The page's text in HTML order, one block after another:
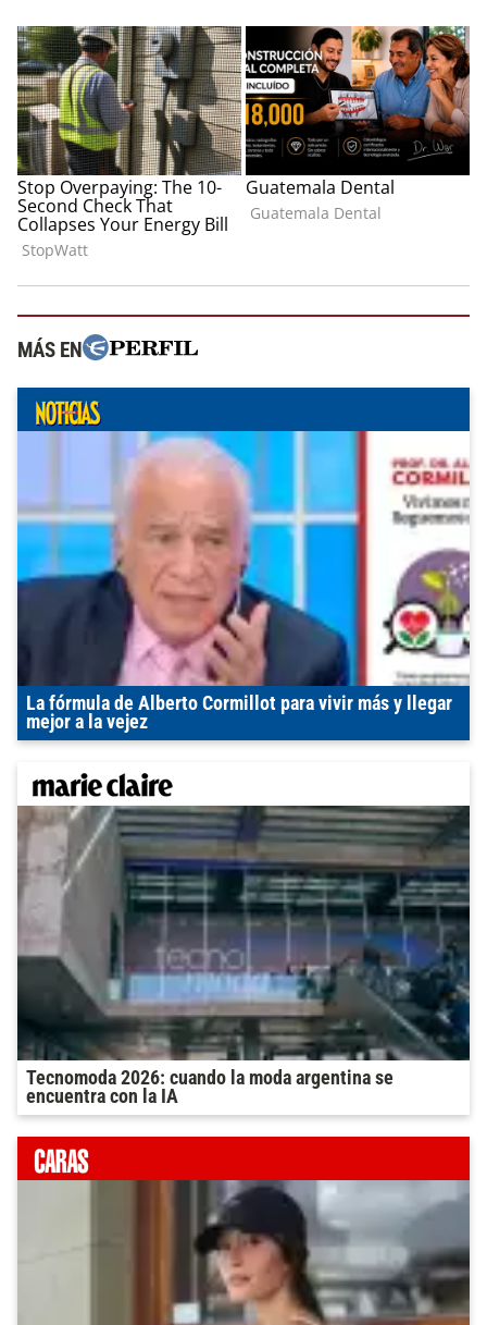
MÁS EN
La fórmula de Alberto Cormillot para vivir más y llegar
mejor a la vejez
Tecnomoda 2026: cuando la moda argentina se
encuentra con la IA